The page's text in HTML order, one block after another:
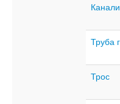
Труба
Трос